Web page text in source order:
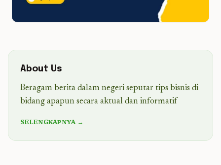
About Us
Beragam berita dalam negeri seputar tips bisnis di
bidang apapun secara aktual dan informatif
SELENGKAPNYA →